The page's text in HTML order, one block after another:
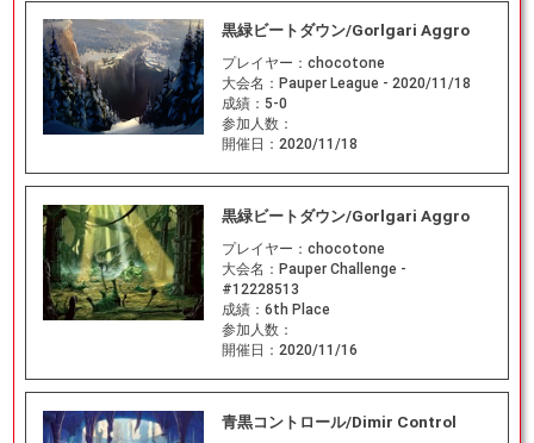
黒緑ビートダウン/Gorlgari Aggro
プレイヤー： chocotone
大会名： Pauper League - 2020/11/18
成績： 5-0
参加人数：
開催日： 2020/11/18
黒緑ビートダウン/Gorlgari Aggro
プレイヤー： chocotone
大会名： Pauper Challenge -
#12228513
成績： 6th Place
参加人数：
開催日： 2020/11/16
青黒コントロール/Dimir Control